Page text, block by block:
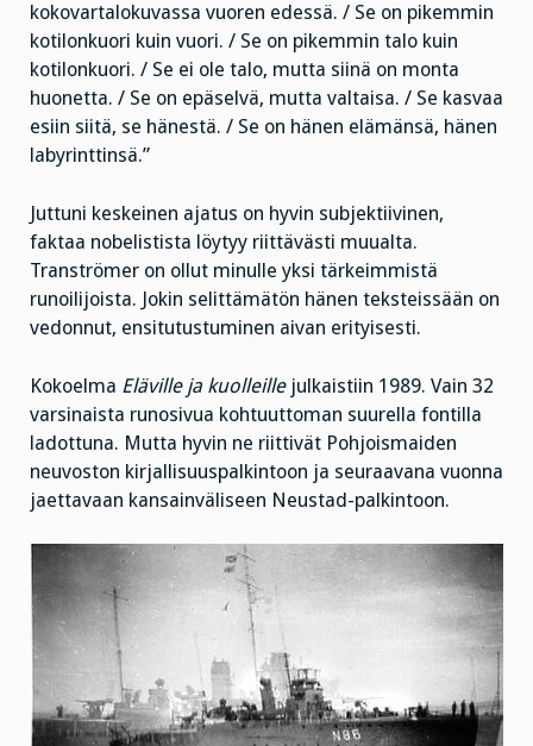
kokovartalokuvassa vuoren edessä. / Se on pikemmin
kotilonkuori kuin vuori. / Se on pikemmin talo kuin
kotilonkuori. / Se ei ole talo, mutta siinä on monta
huonetta. / Se on epäselvä, mutta valtaisa. / Se kasvaa
esiin siitä, se hänestä. / Se on hänen elämänsä, hänen
labyrinttinsä.”
Juttuni keskeinen ajatus on hyvin subjektiivinen,
faktaa nobelistista löytyy riittävästi muualta.
Tranströmer on ollut minulle yksi tärkeimmistä
runoilijoista. Jokin selittämätön hänen teksteissään on
vedonnut, ensitutustuminen aivan erityisesti.
Kokoelma Eläville ja kuolleillejulkaistiin 1989. Vain 32
varsinaista runosivua kohtuuttoman suurella fontilla
ladottuna. Mutta hyvin ne riittivät Pohjoismaiden
neuvoston kirjallisuuspalkintoon ja seuraavana vuonna
jaettavaan kansainväliseen Neustad-palkintoon.